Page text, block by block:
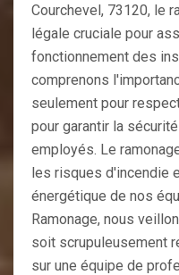
Courchevel, 73120, le
légale cruciale pour
fonctionnement des
comprenons
seulement pour
pour garantir la
employés. Le
les risques d'incendie
énergétique de nos
Ramonage, nous
soit scrupuleusement
sur une équipe de